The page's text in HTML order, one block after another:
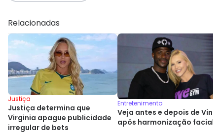
Relacionadas
Justiça
Justiça determina que
Virginia apague publicidade
irregular de bets
Entretenimento
Veja antes e depois de Vini
após harmonização facial